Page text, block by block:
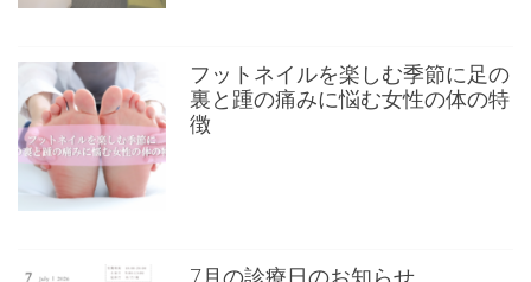
フットネイルを楽しむ季節に足の
裏と踵の痛みに悩む女性の体の特
徴
7月の診療日のお知らせ